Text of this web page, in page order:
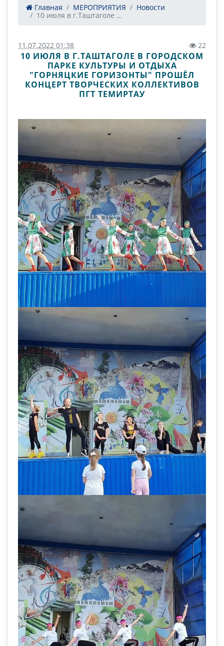
Главная МЕРОПРИЯТИЯ
Новости
10 июля в г.Таштаголе ...
11.07.2022 01:38 22
10 ИЮЛЯ В Г.ТАШТАГОЛЕ В ГОРОДСКОМ
ПАРКЕ КУЛЬТУРЫ И ОТДЫХА
"ГОРНЯЦКИЕ ГОРИЗОНТЫ" ПРОШЁЛ
КОНЦЕРТ ТВОРЧЕСКИХ КОЛЛЕКТИВОВ
ПГТ ТЕМИРТАУ